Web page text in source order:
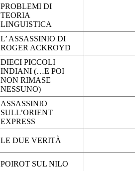
PROBLEMI DI
TEORIA
LINGUISTICA
L’ ASSASSINIO DI
ROGER ACKROYD
DIECI PICCOLI
INDIANI (…E POI
NON RIMASE
NESSUNO)
ASSASSINIO
SULL’ORIENT
EXPRESS
LE DUE VERITÀ
POIROT SUL NILO